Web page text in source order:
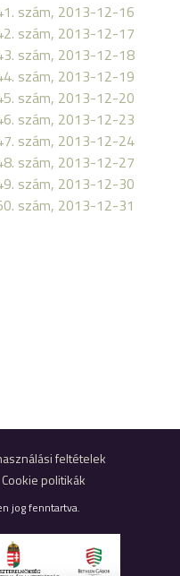
szám, 2013-12-16
szám, 2013-12-17
szám, 2013-12-18
szám, 2013-12-19
szám, 2013-12-20
szám, 2013-12-23
szám, 2013-12-24
szám, 2013-12-27
szám, 2013-12-30
szám, 2013-12-31
feltételek
Cookie politikák
jog fenntartva.